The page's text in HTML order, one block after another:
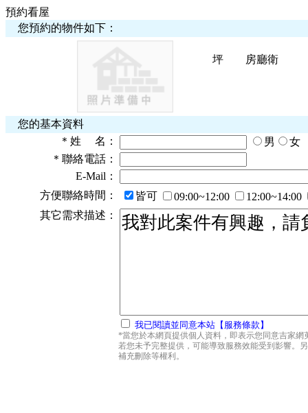
預約看屋
您預約的物件如下：
坪 房廳衛
您的基本資料
＊ 姓 名： 男
女
＊ 聯絡電話：
E-Mail：
方便聯絡時間：
皆可 09:00~12:00
12:00~14:00
其它需求描述：
我已閱讀並同意本站【服務條款】
*當您於本網頁提供個人資料，即表示您同意吉家
若您未予完整提供，可能導致服務效能受到影響。
補充刪除等權利。